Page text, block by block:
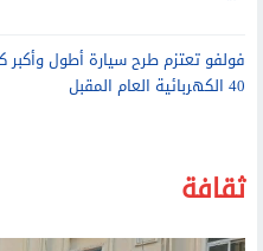
فولفو تعتزم طرح سيارة أطول
40 الكهربائية العام المقبل
ثقافة